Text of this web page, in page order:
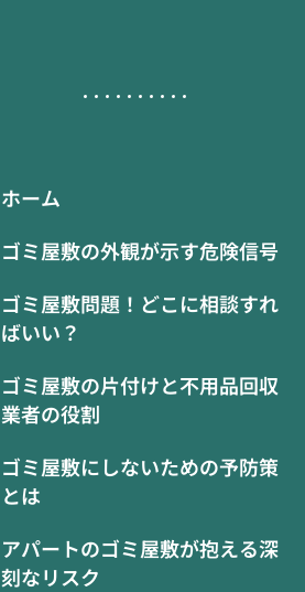
ホーム
ゴミ屋敷の外観が示す危険信号
ゴミ屋敷問題！どこに相談すれ
ばいい？
ゴミ屋敷の片付けと不用品回収
業者の役割
ゴミ屋敷にしないための予防策
とは
アパートのゴミ屋敷が抱える深
刻なリスク